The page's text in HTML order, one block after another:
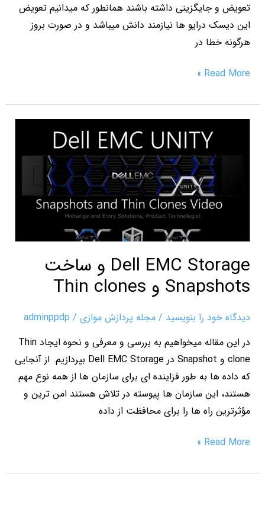
تعویض و جایگزینی داشته باشند همانطور که میدانیم تعویض
این دیسک درایو ها نیازمند دانش میباشد و در صورت بروز
هرگونه خطا در
Read More »
Dell EMC Storage و ساخت
Snapshots و Thin clones
دیدگاه‌ خود را بنویسید / مجله پردازش موازی/
adminppdp
در این مقاله میخواهیم به بررسی و معرفی و نحوه ایجاد Thin
clone و Snapshot در Dell EMC Storage بپردازیم. از آنجایی
که داده ها به طور فزاینده ای برای سازمان ها از همه نوع مهم
هستند، این سازمان ها پیوسته در تلاش هستند امن ترین و
مؤثرترین راه ها را برای محافظت از داده
Storage
Snapshots
clones
Read More »